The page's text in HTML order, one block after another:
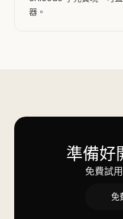
器。
準備好
免費試
免